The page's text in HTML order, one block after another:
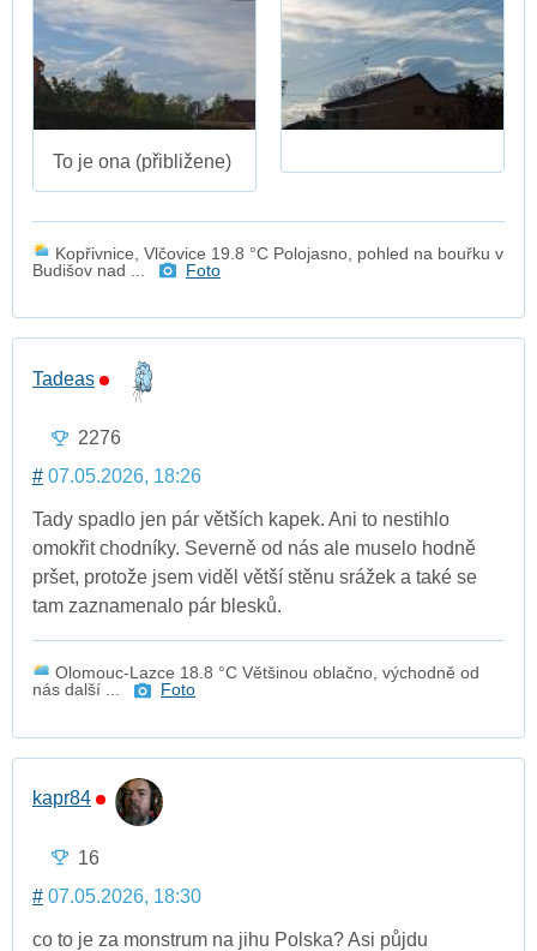
To je ona (přibližene)
Kopřivnice, Vlčovice 19.8 °C Polojasno, pohled na bouřku v
Budišov nad ...
Foto
Tadeas
2276
# 07.05.2026, 18:26
Tady spadlo jen pár větších kapek. Ani to nestihlo
omokřit chodníky. Severně od nás ale muselo hodně
pršet, protože jsem viděl větší stěnu srážek a také se
tam zaznamenalo pár blesků.
Olomouc-Lazce 18.8 °C Většinou oblačno, východně od
nás další ...
Foto
kapr84
16
# 07.05.2026, 18:30
co to je za monstrum na jihu Polska? Asi půjdu